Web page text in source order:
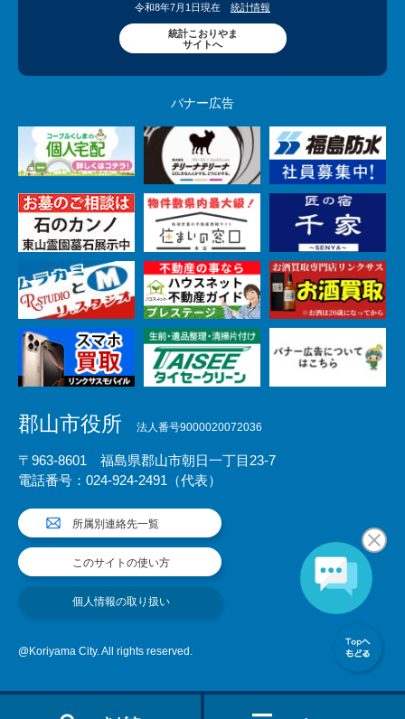
令和8年7月1日現在 統計情報
統計こおりやま
サイトへ
バナー広告
郡山市役所 法人番号9000020072036
〒963-8601 福島県郡山市朝日一丁目23-7
電話番号：024-924-2491（代表）
所属別連絡先一覧
このサイトの使い方
個人情報の取り扱い
@Koriyama City. All rights reserved.